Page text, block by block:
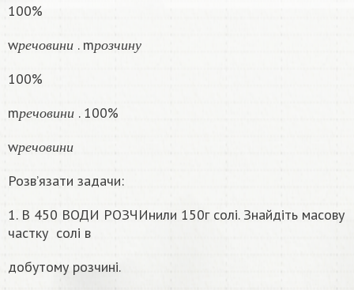
100%
wр е ч о в и н и . m р о з ч и н у
100%
m р е ч о в и н и
. 100%
wр е ч о в и н и
Розв’язати задачи:
1. В 450 ВОДИ РОЗЧИнили 150г солі. Знайдіть масову
частку солі в
добутому розчині.